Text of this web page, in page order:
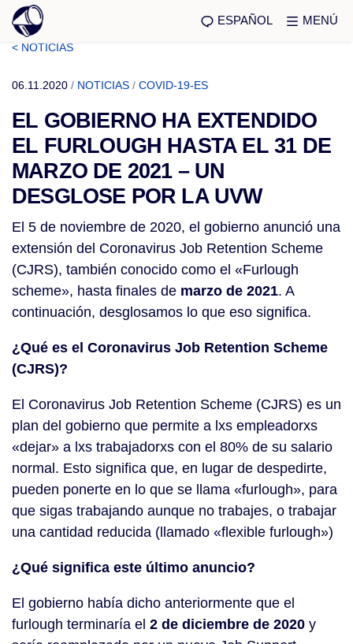
ESPAÑOL MENÚ
< NOTICIAS
06.11.2020 / NOTICIAS / COVID-19-ES
EL GOBIERNO HA EXTENDIDO
EL FURLOUGH HASTA EL 31 DE
MARZO DE 2021 – UN
DESGLOSE POR LA UVW
El 5 de noviembre de 2020, el gobierno anunció una
extensión del Coronavirus Job Retention Scheme
(CJRS), también conocido como el «Furlough
scheme», hasta finales de marzo de 2021. A
continuación, desglosamos lo que eso significa.
¿Qué es el Coronavirus Job Retention Scheme
(CJRS)?
El Coronavirus Job Retention Scheme (CJRS) es un
plan del gobierno que permite a lxs empleadorxs
«dejar» a lxs trabajadorxs con el 80% de su salario
normal. Esto significa que, en lugar de despedirte,
pueden ponerte en lo que se llama «furlough», para
que sigas trabajando aunque no trabajes, o trabajar
una cantidad reducida (llamado «flexible furlough»)
¿Qué significa este último anuncio?
El gobierno había dicho anteriormente que el
furlough terminaría el 2 de diciembre de 2020 y